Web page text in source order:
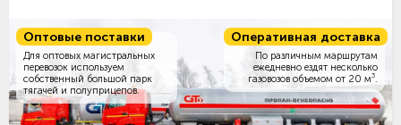
Оптовые поставки
Для оптовых магистральных
перевозок используем
собственный большой парк
тягачей и полуприцепов.
Оперативная доставка
По различным маршрутам
ежедневно ездят несколько
газовозов объемом от 20 м3